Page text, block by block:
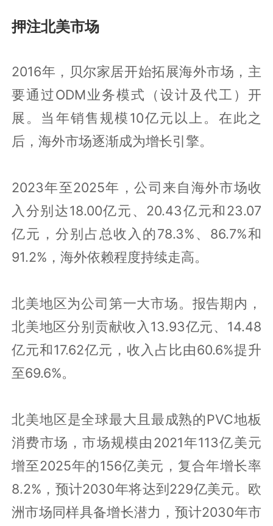
押注北美市场
2016年，贝尔家居开始拓展海外市场，主
要通过ODM业务模式（设计及代工）开
展。当年销售规模10亿元以上。在此之
后，海外市场逐渐成为增长引擎。
2023年至2025年，公司来自海外市场收
入分别达18.00亿元、20.43亿元和23.07
亿元，分别占总收入的78.3%、86.7%和
91.2%，海外依赖程度持续走高。
北美地区为公司第一大市场。报告期内，
北美地区分别贡献收入13.93亿元、14.48
亿元和17.62亿元，收入占比由60.6%提升
至69.6%。
北美地区是全球最大且最成熟的PVC地板
消费市场，市场规模由2021年113亿美元
增至2025年的156亿美元，复合年增长率
8.2%，预计2030年将达到229亿美元。欧
洲市场同样具备增长潜力，预计2030年市